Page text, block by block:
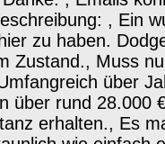
, Ein
zu haben.
Zustand., Muss
über
über rund 28.000
erhalten., Es